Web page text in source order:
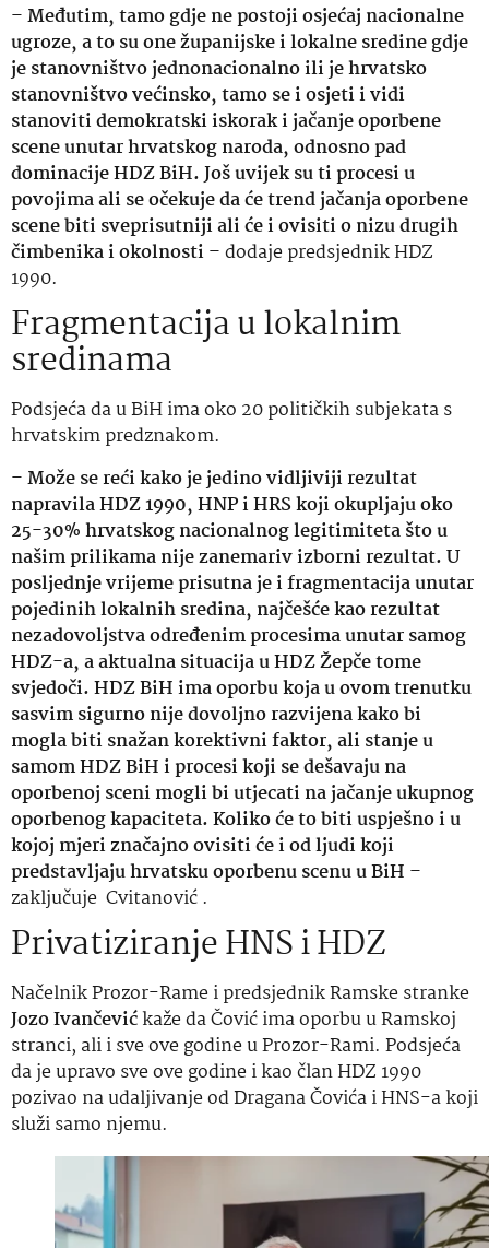
–Međutim, tamo gdje ne postoji osjećaj nacionalne
ugroze, a to su one županijske i lokalne sredine gdje
je stanovništvo jednonacionalno ili je hrvatsko
stanovništvo većinsko, tamo se i osjeti i vidi
stanoviti demokratski iskorak i jačanje oporbene
scene unutar hrvatskog naroda, odnosno pad
dominacije HDZ BiH. Još uvijek su ti procesi u
povojima ali se očekuje da će trend jačanja oporbene
scene biti sveprisutniji ali će i ovisiti o nizu drugih
čimbenika i okolnosti– dodaje predsjednik HDZ
1990.
Fragmentacija u lokalnim
sredinama
Podsjeća da u BiH ima oko 20 političkih subjekata s
hrvatskim predznakom.
–Može se reći kako je jedino vidljiviji rezultat
napravila HDZ 1990, HNP i HRS koji okupljaju oko
25-30% hrvatskog nacionalnog legitimiteta što u
našim prilikama nije zanemariv izborni rezultat. U
posljednje vrijeme prisutna je i fragmentacija unutar
pojedinih lokalnih sredina, najčešće kao rezultat
nezadovoljstva određenim procesima unutar samog
HDZ-a, a aktualna situacija u HDZ Žepče tome
svjedoči. HDZ BiH ima oporbu koja u ovom trenutku
sasvim sigurno nije dovoljno razvijena kako bi
mogla biti snažan korektivni faktor, ali stanje u
samom HDZ BiH i procesi koji se dešavaju na
oporbenoj sceni mogli bi utjecati na jačanje ukupnog
oporbenog kapaciteta. Koliko će to biti uspješno i u
kojoj mjeri značajno ovisiti će i od ljudi koji
predstavljaju hrvatsku oporbenu scenu u BiH –
zaključuje Cvitanović .
Privatiziranje HNS i HDZ
Načelnik Prozor-Rame i predsjednik Ramske stranke
Jozo Ivančevićkaže da Čović ima oporbu u Ramskoj
stranci, ali i sve ove godine u Prozor-Rami. Podsjeća
da je upravo sve ove godine i kao član HDZ 1990
pozivao na udaljivanje od Dragana Čovića i HNS-a koji
služi samo njemu.